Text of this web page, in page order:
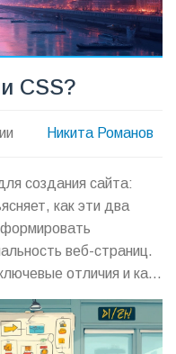
CSS?
Никита Романов
создания сайта:
как эти два
веб-страниц.
отличия и как
а также получите
Мы поможем
может более